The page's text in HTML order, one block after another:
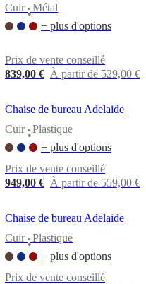
Cuir
•
Métal
+ plus d'options
Prix de vente conseillé
839,00 € À partir de 529,00 €
Chaise de bureau Adelaide
Cuir
•
Plastique
+ plus d'options
Prix de vente conseillé
949,00 € À partir de 559,00 €
Chaise de bureau Adelaide
Cuir
•
Plastique
+ plus d'options
Prix de vente conseillé